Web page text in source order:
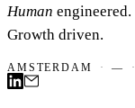
Human engineered.
Growth driven.
AMSTERDAM · — ·